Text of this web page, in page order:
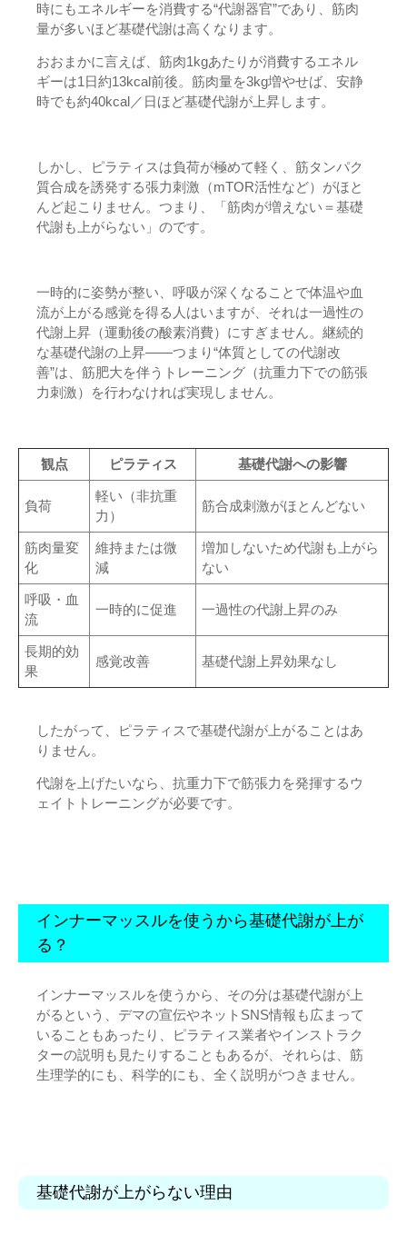
時にもエネルギーを消費する“代謝器官”であり、筋肉
量が多いほど基礎代謝は高くなります。
おおまかに言えば、筋肉1kgあたりが消費するエネル
ギーは1日約13kcal前後。筋肉量を3kg増やせば、安静
時でも約40kcal／日ほど基礎代謝が上昇します。
しかし、ピラティスは負荷が極めて軽く、筋タンパク
質合成を誘発する張力刺激（mTOR活性など）がほと
んど起こりません。つまり、「筋肉が増えない＝基礎
代謝も上がらない」のです。
一時的に姿勢が整い、呼吸が深くなることで体温や血
流が上がる感覚を得る人はいますが、それは一過性の
代謝上昇（運動後の酸素消費）にすぎません。継続的
な基礎代謝の上昇――つまり“体質としての代謝改
善”は、筋肥大を伴うトレーニング（抗重力下での筋張
力刺激）を行わなければ実現しません。
観点 ピラティス 基礎代謝への影響
負荷
軽い（非抗重
力）
筋合成刺激がほとんどない
筋肉量変
化
維持または微
減
増加しないため代謝も上がら
ない
呼吸・血
流
一時的に促進 一過性の代謝上昇のみ
長期的効
果
感覚改善 基礎代謝上昇効果なし
したがって、ピラティスで基礎代謝が上がることはあ
りません。
代謝を上げたいなら、抗重力下で筋張力を発揮するウ
ェイトトレーニングが必要です。
インナーマッスルを使うから基礎代謝が上が
る？
インナーマッスルを使うから、その分は基礎代謝が上
がるという、デマの宣伝やネットSNS情報も広まって
いることもあったり、ピラティス業者やインストラク
ターの説明も見たりすることもあるが、それらは、筋
生理学的にも、科学的にも、全く説明がつきません。
基礎代謝が上がらない理由